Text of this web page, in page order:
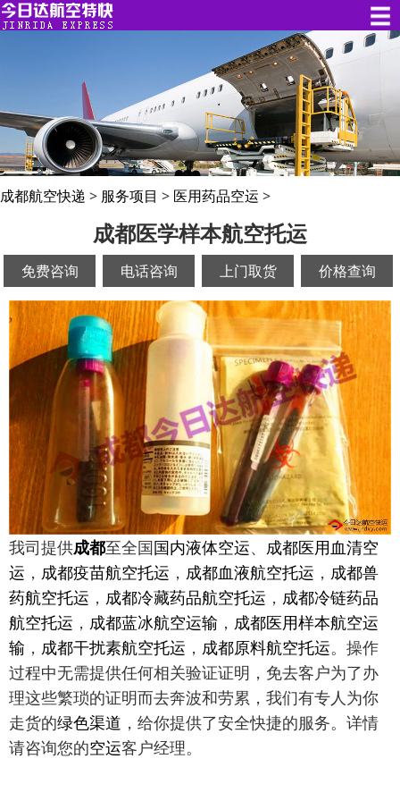
成都航空快递 > 服务项目 > 医用药品空运 >
成都医学样本航空托运
免费咨询 电话咨询 上门取货 价格查询
我司提供成都至全国国内液体空运、 成都医用血清空
运 ， 成都疫苗航空托运 ， 成都血液航空托运 ， 成都兽
药航空托运 ， 成都冷藏药品航空托运 ， 成都冷链药品
航空托运 ， 成都蓝冰航空运输 ， 成都医用样本航空运
输 ， 成都干扰素航空托运 ， 成都原料航空托运。操作
过程中无需提供任何相关验证证明，免去客户为了办
理这些繁琐的证明而去奔波和劳累，我们有专人为你
走货的绿色渠道 ，给你提供了安全快捷的服务。详情
请咨询您的空运客户经理。